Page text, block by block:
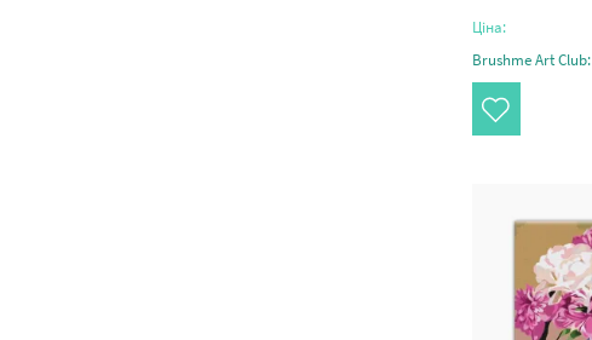
Ціна:
Brushme Art Club: